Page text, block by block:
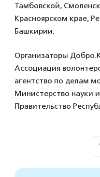
Тамбовской,
Красноярском крае,
Башкирии.
Организаторы
Ассоциация
агентство по делам
Министерство науки
Правительство